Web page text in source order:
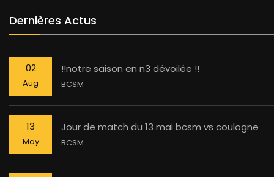
Dernières Actus
02
Aug
!!notre saison en n3 dévoilée !!
BCSM
13
May
Jour de match du 13 mai bcsm vs coulogne
BCSM